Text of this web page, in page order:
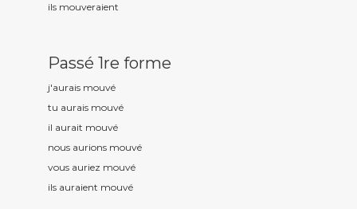
ils mouveraient
Passé 1re forme
j'aurais mouvé
tu aurais mouvé
il aurait mouvé
nous aurions mouvé
vous auriez mouvé
ils auraient mouvé